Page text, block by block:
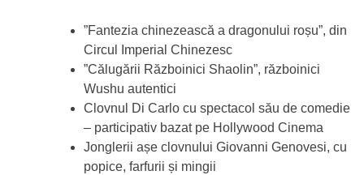
”Fantezia chinezească a dragonului roșu”, din
Circul Imperial Chinezesc
”Călugării Războinici Shaolin”, războinici
Wushu autentici
Clovnul Di Carlo cu spectacol său de comedie
– participativ bazat pe Hollywood Cinema
Jonglerii așe clovnului Giovanni Genovesi, cu
popice, farfurii și mingii